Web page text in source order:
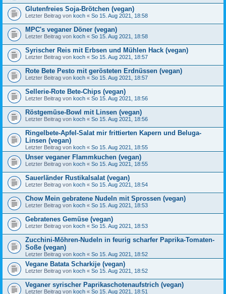
Glutenfreies Soja-Brötchen (vegan)
Letzter Beitrag von koch « So 15. Aug 2021, 18:58
MPC's veganer Döner (vegan)
Letzter Beitrag von koch « So 15. Aug 2021, 18:58
Syrischer Reis mit Erbsen und Mühlen Hack (vegan)
Letzter Beitrag von koch « So 15. Aug 2021, 18:57
Rote Bete Pesto mit gerösteten Erdnüssen (vegan)
Letzter Beitrag von koch « So 15. Aug 2021, 18:57
Sellerie-Rote Bete-Chips (vegan)
Letzter Beitrag von koch « So 15. Aug 2021, 18:56
Röstgemüse-Bowl mit Linsen (vegan)
Letzter Beitrag von koch « So 15. Aug 2021, 18:56
Ringelbete-Apfel-Salat mir frittierten Kapern und Beluga-
Linsen (vegan)
Letzter Beitrag von koch « So 15. Aug 2021, 18:55
Unser veganer Flammkuchen (vegan)
Letzter Beitrag von koch « So 15. Aug 2021, 18:55
Sauerländer Rustikalsalat (vegan)
Letzter Beitrag von koch « So 15. Aug 2021, 18:54
Chow Mein gebratene Nudeln mit Sprossen (vegan)
Letzter Beitrag von koch « So 15. Aug 2021, 18:53
Gebratenes Gemüse (vegan)
Letzter Beitrag von koch « So 15. Aug 2021, 18:53
Zucchini-Möhren-Nudeln in feurig scharfer Paprika-Tomaten-
Soße (vegan)
Letzter Beitrag von koch « So 15. Aug 2021, 18:52
Vegane Batata Scharkije (vegan)
Letzter Beitrag von koch « So 15. Aug 2021, 18:52
Veganer syrischer Paprikaschotenaufstrich (vegan)
Letzter Beitrag von koch « So 15. Aug 2021, 18:51